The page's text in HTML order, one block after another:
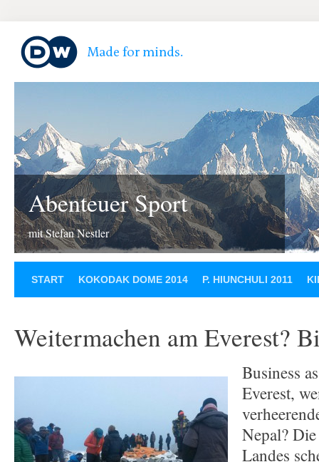
Abenteuer Sport
mit Stefan Nestler
START KOKODAK DOME 2014 P. HIUNCHULI 2011
Weitermachen am Everest?
Business
Everest,
Nepal?
Landes